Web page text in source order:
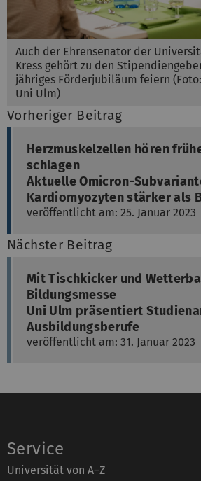
Auch der Ehrensenator der
Kress gehört zu den
jähriges Förderjubiläum feiern
Uni Ulm)
Vorheriger Beitrag
Herzmuskelzellen hören
schlagen
Aktuelle Omicron-
Kardiomyozyten stärker als
veröffentlicht am: 25. Januar 2023
Nächster Beitrag
Mit Tischkicker und
Bildungsmesse
Uni Ulm präsentiert
Ausbildungsberufe
veröffentlicht am: 31. Januar 2023
Service
Universität von A–Z